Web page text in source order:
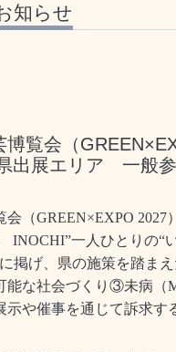
知らせ
博覧会（
出展エリア 一般
会（GREEN×EXPO 2027
INOCHI”一人ひとりの“
掲げ、県の施策を踏ま
な社会づくり③未病（
示や催事を通じて訴求す